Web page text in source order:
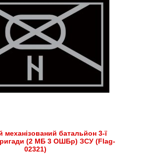
механізований батальйон 3-ї
(2 МБ 3 ОШБр) ЗСУ (Flag-
02321)